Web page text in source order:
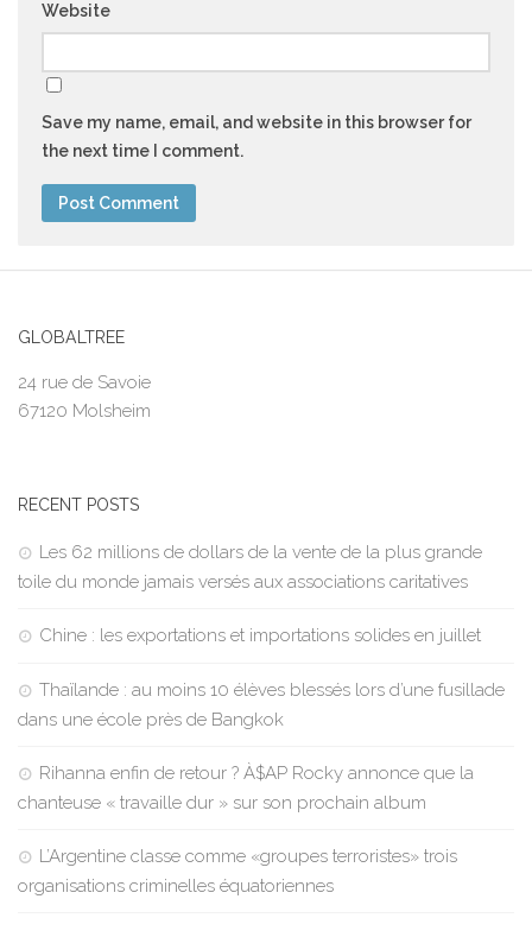
Website
Save my name, email, and website in this browser for
the next time I comment.
GLOBALTREE
24 rue de Savoie
67120 Molsheim
RECENT POSTS
Les 62 millions de dollars de la vente de la plus grande
toile du monde jamais versés aux associations caritatives
Chine : les exportations et importations solides en juillet
Thaïlande : au moins 10 élèves blessés lors d’une fusillade
dans une école près de Bangkok
Rihanna enfin de retour ? À$AP Rocky annonce que la
chanteuse « travaille dur » sur son prochain album
L’Argentine classe comme «groupes terroristes» trois
organisations criminelles équatoriennes